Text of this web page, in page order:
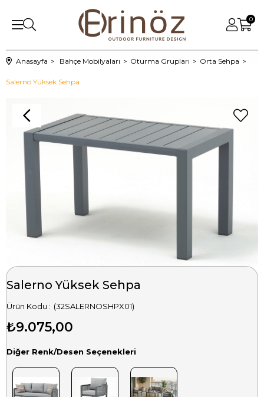
0
Anasayfa Bahçe Mobilyaları Oturma Grupları Orta Sehpa
Salerno Yüksek Sehpa
Salerno Yüksek Sehpa
(32SALERNOSHPX01)
₺9.075,00
Diğer Renk/Desen Seçenekleri